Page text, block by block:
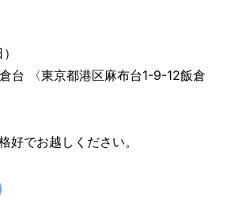
台 〈東京都港区麻布台1-9-12飯倉
好でお越しください。